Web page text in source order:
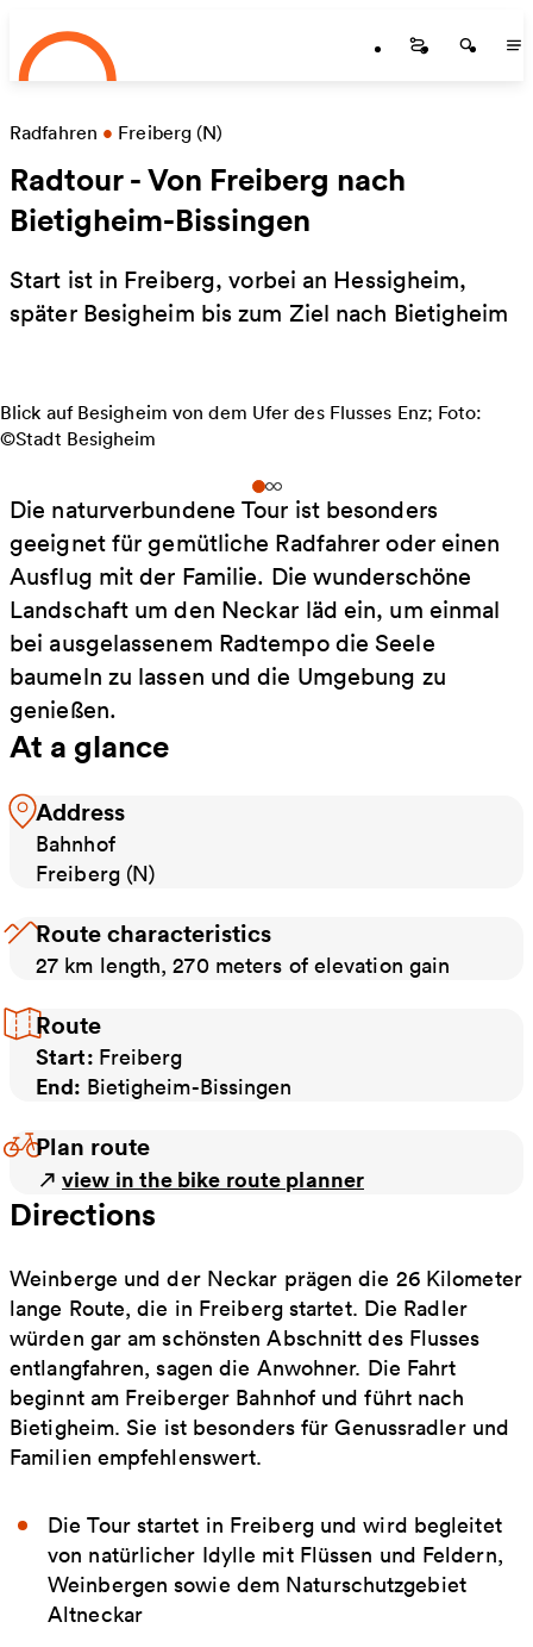
Skip to main content
Startseite
Radfahren • Freiberg (N)
Radtour - Von Freiberg nach
Bietigheim-Bissingen
Start ist in Freiberg, vorbei an Hessigheim,
später Besigheim bis zum Ziel nach Bietigheim
Blick auf Besigheim von dem Ufer des Flusses Enz; Foto:
©Stadt Besigheim
Die naturverbundene Tour ist besonders
geeignet für gemütliche Radfahrer oder einen
Ausflug mit der Familie. Die wunderschöne
Landschaft um den Neckar läd ein, um einmal
bei ausgelassenem Radtempo die Seele
baumeln zu lassen und die Umgebung zu
genießen.
At a glance
Address
Bahnhof
Freiberg (N)
Route characteristics
27 km length, 270 meters of elevation gain
Route
Start: Freiberg
End: Bietigheim-Bissingen
Plan route
view in the bike route planner
Directions
Weinberge und der Neckar prägen die 26 Kilometer
lange Route, die in Freiberg startet. Die Radler
würden gar am schönsten Abschnitt des Flusses
entlangfahren, sagen die Anwohner. Die Fahrt
beginnt am Freiberger Bahnhof und führt nach
Bietigheim. Sie ist besonders für Genussradler und
Familien empfehlenswert.
Die Tour startet in Freiberg und wird begleitet
von natürlicher Idylle mit Flüssen und Feldern,
Weinbergen sowie dem Naturschutzgebiet
Altneckar